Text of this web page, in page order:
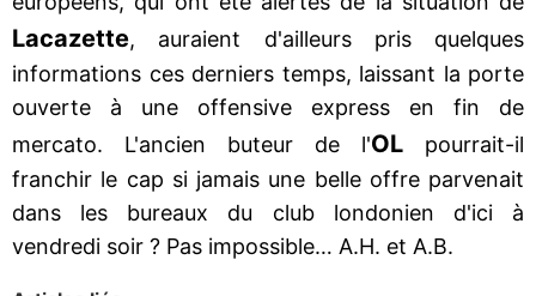
Lacazette, auraient d'ailleurs pris quelques
informations ces derniers temps, laissant la porte
ouverte à une offensive express en fin de
mercato. L'ancien buteur de l'OL pourrait-il
franchir le cap si jamais une belle offre parvenait
dans les bureaux du club londonien d'ici à
vendredi soir ? Pas impossible… A.H. et A.B.